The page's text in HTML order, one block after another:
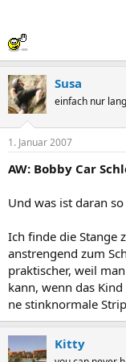
Susa
einfach nur
1. Januar 2007
AW: Bobby Car
Und was ist daran so
Ich finde die Stange
anstrengend zum
praktischer, weil
kann, wenn das
ne stinknormale
Kitty